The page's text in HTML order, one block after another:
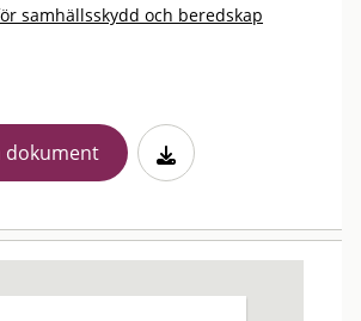
samhällsskydd och beredskap
dokument